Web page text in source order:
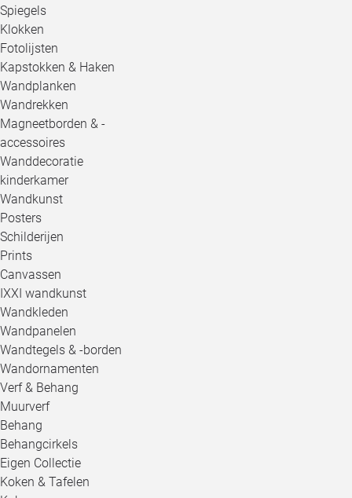
Spiegels
Klokken
Fotolijsten
Kapstokken & Haken
Wandplanken
Wandrekken
Magneetborden & -
accessoires
Wanddecoratie
kinderkamer
Wandkunst
Posters
Schilderijen
Prints
Canvassen
IXXI wandkunst
Wandkleden
Wandpanelen
Wandtegels & -borden
Wandornamenten
Verf & Behang
Muurverf
Behang
Behangcirkels
Eigen Collectie
Koken & Tafelen